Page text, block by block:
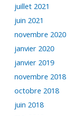
juillet 2021
juin 2021
novembre 2020
janvier 2020
janvier 2019
novembre 2018
octobre 2018
juin 2018